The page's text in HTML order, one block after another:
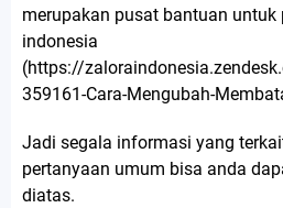
merupakan pusat bantuan untuk
indonesia
(https://
359161-Cara-Mengubah-
Jadi segala informasi yang
pertanyaan umum bisa anda
diatas.